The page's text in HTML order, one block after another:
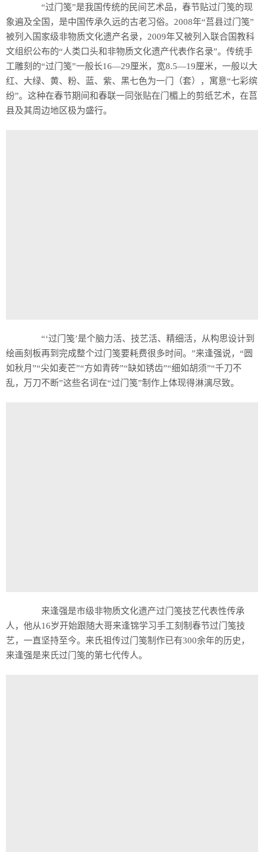
“过门笺”是我国传统的民间艺术品，春节贴过门笺的现
象遍及全国，是中国传承久远的古老习俗。2008年“莒县过门笺”
被列入国家级非物质文化遗产名录，2009年又被列入联合国教科
文组织公布的“人类口头和非物质文化遗产代表作名录”。传统手
工雕刻的“过门笺”一般长16—29厘米，宽8.5—19厘米，一般以大
红、大绿、黄、粉、蓝、紫、黑七色为一门（套），寓意“七彩缤
纷”。这种在春节期间和春联一同张贴在门楣上的剪纸艺术，在莒
县及其周边地区极为盛行。
“‘过门笺’是个脑力活、技艺活、精细活，从构思设计到
绘画刻板再到完成整个过门笺要耗费很多时间。”来逢强说，“圆
如秋月”“尖如麦芒”“方如青砖”“缺如锈齿”“细如胡须”“千刀不
乱，万刀不断”这些名词在“过门笺”制作上体现得淋漓尽致。
来逢强是市级非物质文化遗产过门笺技艺代表性传承
人，他从16岁开始跟随大哥来逢锦学习手工刻制春节过门笺技
艺，一直坚持至今。来氏祖传过门笺制作已有300余年的历史，
来逢强是来氏过门笺的第七代传人。